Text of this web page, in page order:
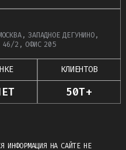
ЗАПАДНОЕ ДЕГУНИНО,
46/2, ОФИС 205
КЛИЕНТОВ
50Т+
ИНФОРМАЦИЯ НА САЙТЕ НЕ